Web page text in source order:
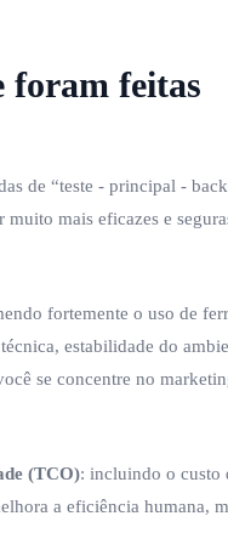
foram feitas
de “teste - principal -
mais eficazes e
fortemente o uso de
estabilidade do
se concentre no
(TCO): incluindo o custo
a eficiência humana,